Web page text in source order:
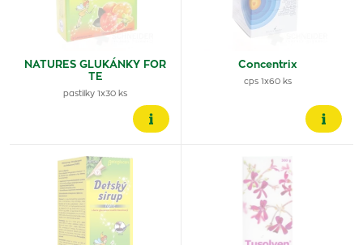
NATURES GLUKÁNKY FOR
TE
pastilky 1x30 ks
Concentrix
cps 1x60 ks